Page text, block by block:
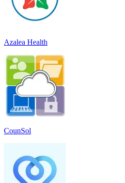
Azalea Health
CounSol